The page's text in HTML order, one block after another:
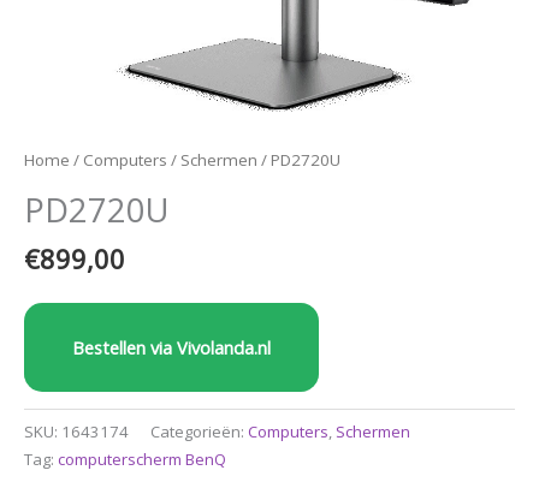
Home / Computers / Schermen / PD2720U
PD2720U
€899,00
Bestellen via Vivolanda.nl
SKU: 1643174 Categorieën: Computers, Schermen
Tag: computerscherm BenQ